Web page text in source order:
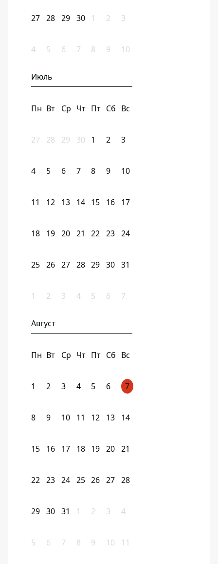
27 28 29 30 1 2 3
4 5 6 7 8 9 10
Июль
Пн Вт Ср Чт Пт Сб Вс
27 28 29 30 1 2 3
4 5 6 7 8 9 10
11 12 13 14 15 16 17
18 19 20 21 22 23 24
25 26 27 28 29 30 31
1 2 3 4 5 6 7
Август
Пн Вт Ср Чт Пт Сб Вс
1 2 3 4 5 6 7
8 9 10 11 12 13 14
15 16 17 18 19 20 21
22 23 24 25 26 27 28
29 30 31 1 2 3 4
5 6 7 8 9 10 11